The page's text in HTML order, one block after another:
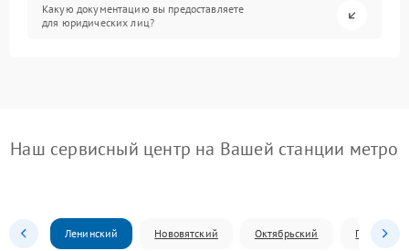
Какую документацию вы предоставляете
для юридических лиц?
Наш сервисный центр на Вашей станции метро
Ленинский Нововятский Октябрьский